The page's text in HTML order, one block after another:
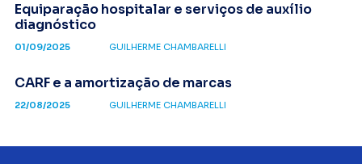
Equiparação hospitalar e serviços de auxílio
diagnóstico
01/09/2025 GUILHERME CHAMBARELLI
CARF e a amortização de marcas
22/08/2025 GUILHERME CHAMBARELLI